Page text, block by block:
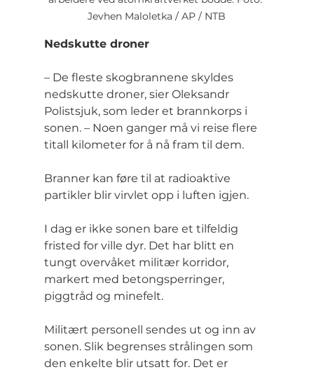
Jevhen Maloletka / AP / NTB
Nedskutte droner
– De fleste skogbrannene skyldes
nedskutte droner, sier Oleksandr
Polistsjuk, som leder et brannkorps i
sonen. – Noen ganger må vi reise flere
titall kilometer for å nå fram til dem.
Branner kan føre til at radioaktive
partikler blir virvlet opp i luften igjen.
I dag er ikke sonen bare et tilfeldig
fristed for ville dyr. Det har blitt en
tungt overvåket militær korridor,
markert med betongsperringer,
piggtråd og minefelt.
Militært personell sendes ut og inn av
sonen. Slik begrenses strålingen som
den enkelte blir utsatt for. Det er